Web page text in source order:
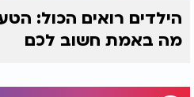
הילדים רואים הכול:
מה באמת חשוב לכם